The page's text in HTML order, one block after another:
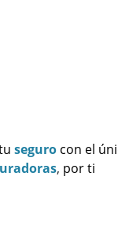
seguro con el
, por ti